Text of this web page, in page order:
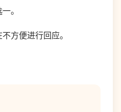
。
方便进行回应。